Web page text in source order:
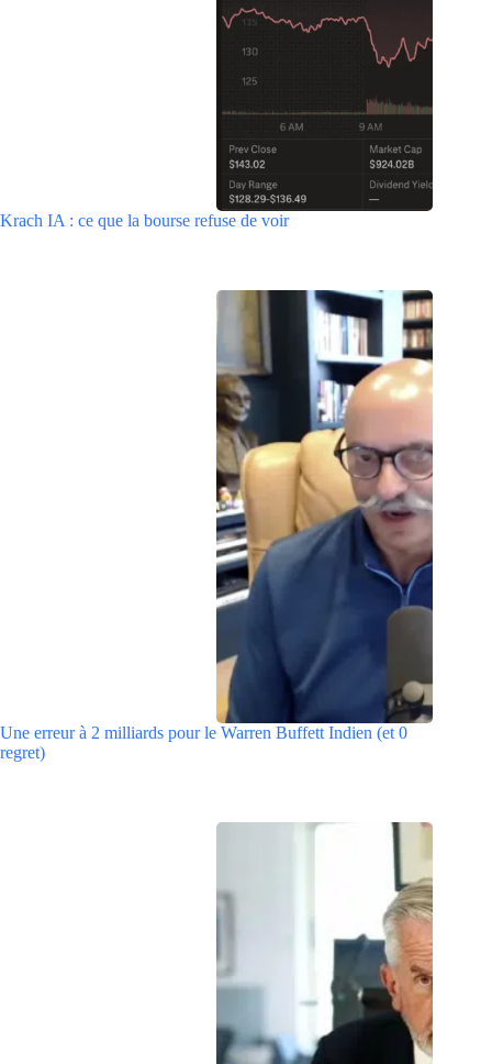
Krach IA : ce que la bourse refuse de voir
Une erreur à 2 milliards pour le Warren Buffett Indien (et 0
regret)